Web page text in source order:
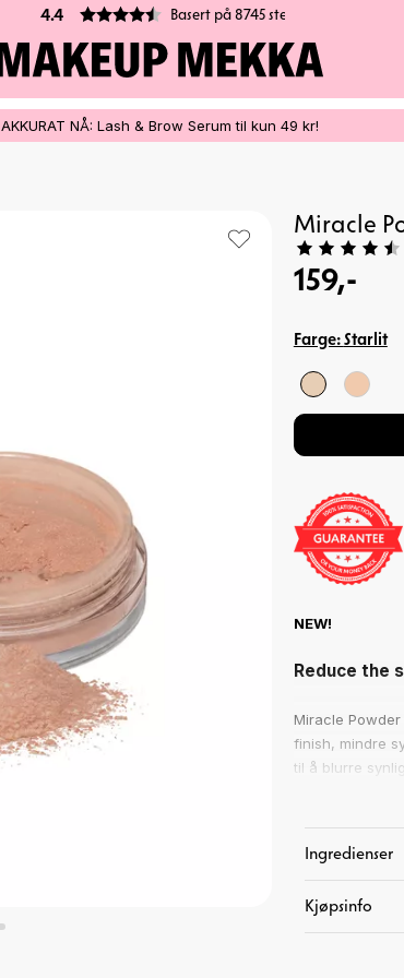
4.4 Basert på 8745 stemmer
AKKURAT NÅ: Lash & Brow Serum til kun 49 kr!
Miracle
159,-
Farge:Starlit
NEW!
Reduce the
Miracle
finish, mindre
til å blurre
Elsk den –
De
Ingredienser
Kjøpsinfo